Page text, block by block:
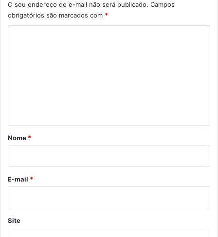
O seu endereço de e-mail não será publicado. Campos
obrigatórios são marcados com *
r
*
Nome *
E-mail *
Site